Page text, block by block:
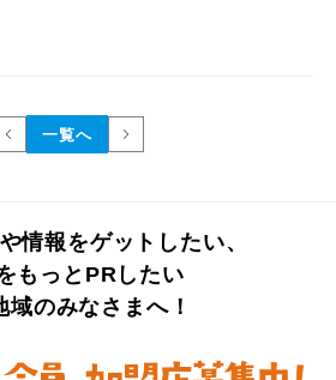
一覧へ
情報をゲットしたい、
もっとPRしたい
域のみなさまへ！